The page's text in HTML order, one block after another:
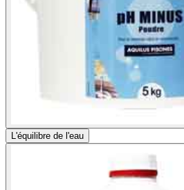
L'équilibre de l'eau